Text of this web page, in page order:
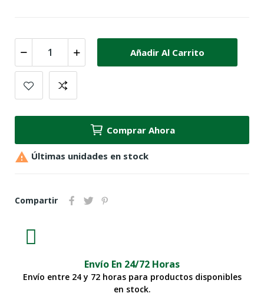
Añadir Al Carrito
Comprar Ahora
 Últimas unidades en stock
Compartir
Envío En 24/72 Horas
Envío entre 24 y 72 horas para productos disponibles
en stock.